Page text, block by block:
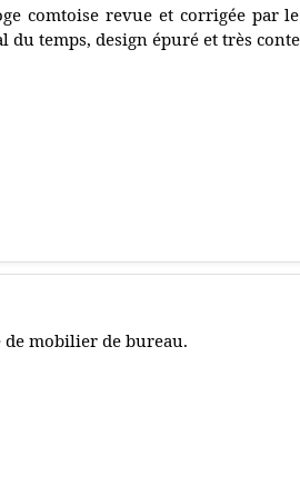
comtoise revue et corrigée par
du temps, design épuré et très
de mobilier de bureau.